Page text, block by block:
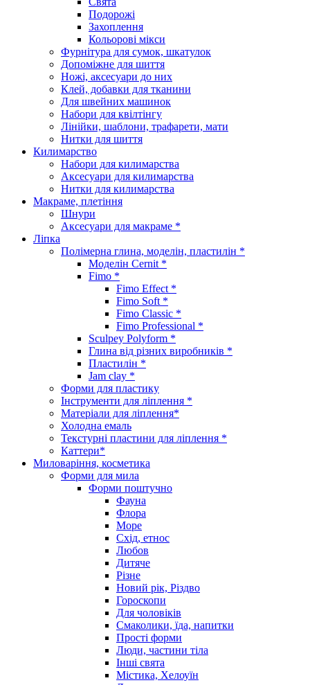
Подорожі
Захоплення
Кольорові мікси
Фурнітура для сумок, шкатулок
Допоміжне для шиття
Ножі, аксесуари до них
Клей, добавки для тканини
Для швейних машинок
Набори для квілтінгу
Лінійки, шаблони, трафарети, мати
Нитки для шиття
Килимарство
Набори для килимарства
Аксесуари для килимарства
Нитки для килимарства
Макраме, плетіння
Шнури
Аксесуари для макраме *
Ліпка
Полімерна глина, моделін, пластилін *
Моделін Cernit *
Fimo *
Fimo Effect *
Fimo Soft *
Fimo Classic *
Fimo Professional *
Sculpey Polyform *
Глина від різних виробників *
Пластилін *
Jam clay *
Форми для пластику
Інструменти для ліплення *
Матеріали для ліплення*
Холодна емаль
Текстурні пластини для ліплення *
Каттери*
Миловаріння, косметика
Форми для мила
Форми поштучно
Фауна
Флора
Море
Схід, етнос
Любов
Дитяче
Різне
Новий рік, Різдво
Гороскопи
Для чоловіків
Смаколики, їда, напитки
Прості форми
Люди, частини тіла
Інші свята
Містика, Хелоуїн